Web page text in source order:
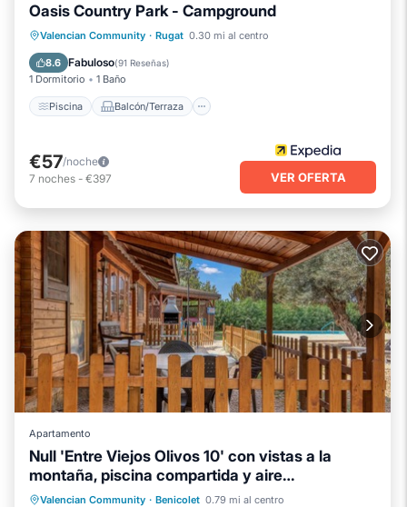
Oasis Country Park - Campground
Valencian Community · Rugat 0.30 mi al centro
8.6 Fabuloso(91 Reseñas)
1 Dormitorio 1 Baño
Piscina Balcón/Terraza
Piscina Balcón/Terraza
Cocina
Internet
€57/noche
7 noches - €397 VER OFERTA
Apartamento
Null 'Entre Viejos Olivos 10' con vistas a la
montaña, piscina compartida y aire
acondicionado
Valencian Community · Benicolet 0.79 mi al centro
Piscina Balcón/Terraza
Cocina